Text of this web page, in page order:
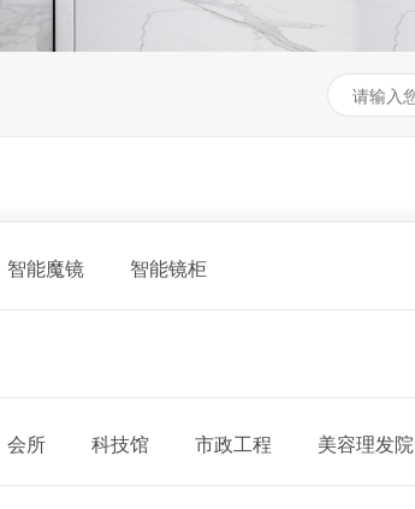
智能魔镜 智能镜柜
会所 科技馆 市政工程 美容理发院